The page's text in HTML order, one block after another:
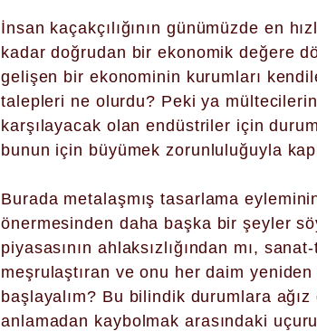
İnsan kaçakçılığının günümüzde en
kadar doğrudan bir ekonomik değere
gelişen bir ekonominin kurumları
talepleri ne olurdu? Peki ya mültecilerin
karşılayacak olan endüstriler için
bunun için büyümek zorunluluğuyla
Burada metalaşmış tasarlama
önermesinden daha başka bir şeyler
piyasasının ahlaksızlığından mı,
meşrulaştıran ve onu her daim
başlayalım? Bu bilindik durumlara
anlamadan kaybolmak arasındaki